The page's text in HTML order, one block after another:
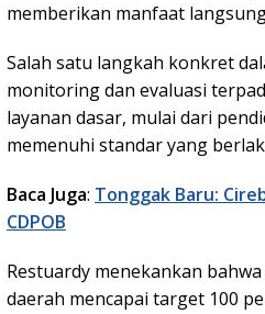
memberikan manfaat
Salah satu langkah konkret
monitoring dan evaluasi
layanan dasar, mulai dari
memenuhi standar yang
Baca Juga: Tonggak Baru:
CDPOB
Restuardy menekankan
daerah mencapai target 100